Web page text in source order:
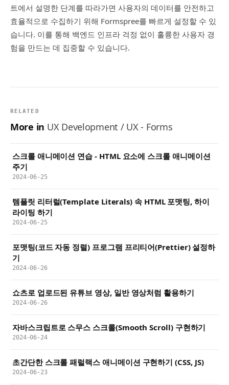
트에서 설명한 단계를 따라가면 사용자의 데이터를 안전하고
효율적으로 수집하기 위해 Formspree를 빠르게 설정할 수 있
습니다. 이를 통해 백엔드 인프라 걱정 없이 훌륭한 사용자 경
험을 만드는 데 집중할 수 있습니다.
RELATED
More in UX Development / UX - Forms
스크롤 애니메이션 연습 - HTML 요소에 스크롤 애니메이션
주기
2024-06-25
템플릿 리터럴(Template Literals) 속 HTML 포맷팅, 하이
라이팅 하기
2024-06-25
포맷팅(코드 자동 정렬) 프로그램 프리티어(Prettier) 설정하
기
2024-06-26
쇼츠로 업로드된 유튜브 영상, 일반 영상처럼 활용하기
2024-06-26
자바스크립트로 스무스 스크롤(Smooth Scroll) 구현하기
2024-06-24
초간단한 스크롤 패럴랙스 애니메이션 구현하기 (CSS, JS)
2024-06-23